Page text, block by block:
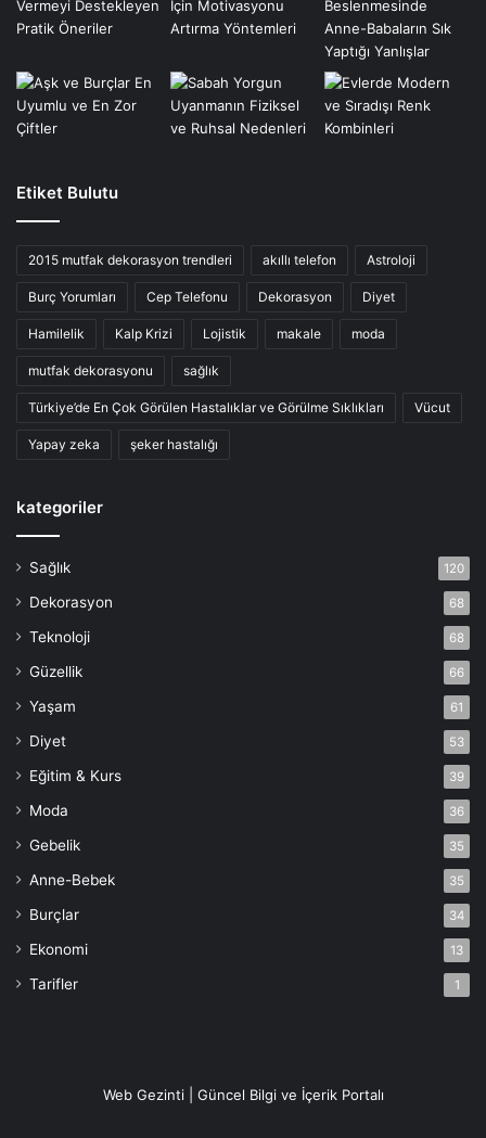
Etiket Bulutu
2015 mutfak dekorasyon trendleri akıllı telefon Astroloji
Burç Yorumları Cep Telefonu Dekorasyon Diyet
Hamilelik Kalp Krizi Lojistik makale moda
mutfak dekorasyonu sağlık
Türkiye’de En Çok Görülen Hastalıklar ve Görülme Sıklıkları Vücut
Yapay zeka şeker hastalığı
kategoriler
Sağlık 120
Dekorasyon 68
Teknoloji 68
Güzellik 66
Yaşam 61
Diyet 53
Eğitim & Kurs 39
Moda 36
Gebelik 35
Anne-Bebek 35
Burçlar 34
Ekonomi 13
Tarifler 1
Web Gezinti | Güncel Bilgi ve İçerik Portalı